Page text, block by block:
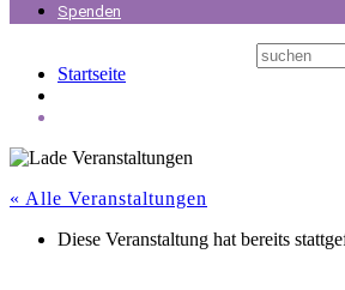
Spenden
Startseite
« Alle Veranstaltungen
Diese Veranstaltung hat bereits